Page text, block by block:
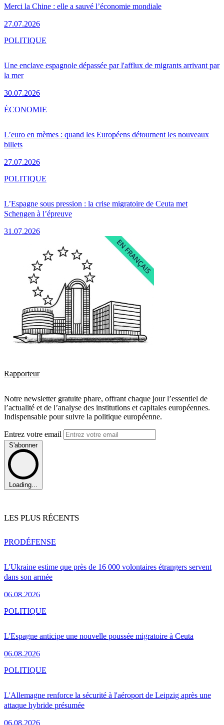
Merci la Chine : elle a sauvé l’économie mondiale
27.07.2026
Une enclave espagnole dépassée par l'afflux de migrants arrivant par
la mer
30.07.2026
POLITIQUE
L’euro en mèmes : quand les Européens détournent les nouveaux
billets
27.07.2026
ÉCONOMIE
L’Espagne sous pression : la crise migratoire de Ceuta met
Schengen à l’épreuve
31.07.2026
POLITIQUE
Rapporteur
Notre newsletter gratuite phare, offrant chaque jour l’essentiel de
l’actualité et de l’analyse des institutions et capitales européennes.
Indispensable pour suivre la politique européenne.
Entrez votre email
S'abonner
Loading...
LES PLUS RÉCENTS
L'Ukraine estime que près de 16 000 volontaires étrangers servent
dans son armée
06.08.2026
PRODÉFENSE
L'Espagne anticipe une nouvelle poussée migratoire à Ceuta
06.08.2026
POLITIQUE
L'Allemagne renforce la sécurité à l'aéroport de Leipzig après une
attaque hybride présumée
06.08.2026
POLITIQUE